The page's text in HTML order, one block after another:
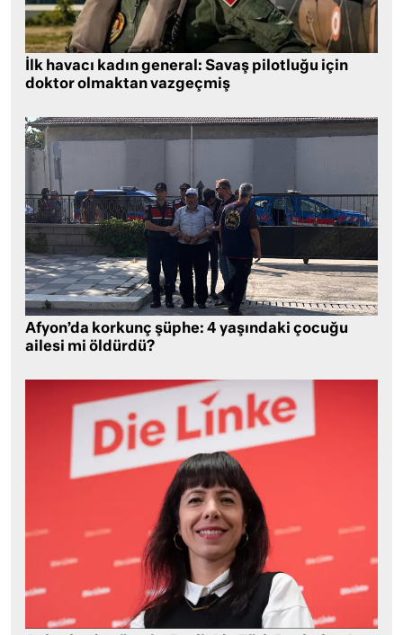
İlk havacı kadın general: Savaş pilotluğu için
doktor olmaktan vazgeçmiş
Afyon’da korkunç şüphe: 4 yaşındaki çocuğu
ailesi mi öldürdü?